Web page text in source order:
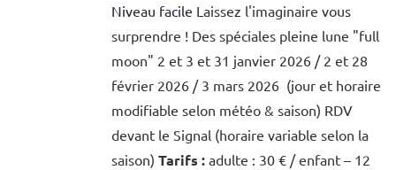
Niveau facile Laissez l'imaginaire vous
surprendre ! Des spéciales pleine lune "full
moon" 2 et 3 et 31 janvier 2026 / 2 et 28
février 2026 / 3 mars 2026 (jour et horaire
modifiable selon météo & saison) RDV
devant le Signal (horaire variable selon la
saison) Tarifs :adulte : 30 € / enfant – 12